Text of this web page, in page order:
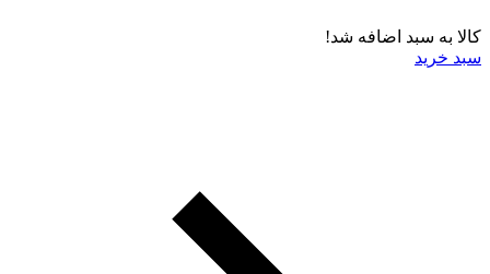
کالا به سبد اضافه شد!
سبد خرید